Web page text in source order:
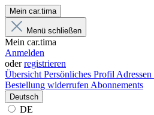
Mein car.tima
Menü schließen
Mein car.tima
Anmelden
oderregistrieren
Übersicht Persönliches Profil Adressen
Bestellung widerrufen Abonnements
Deutsch
DE